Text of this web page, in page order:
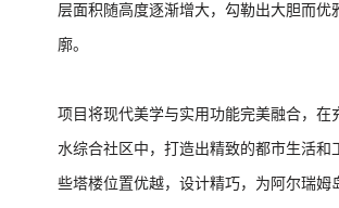
层面积随高度逐渐增大，勾勒出大胆而优
廓。
项目将现代美学与实用功能完美融合，在
水综合社区中，打造出精致的都市生活和
些塔楼位置优越，设计精巧，为阿尔瑞姆